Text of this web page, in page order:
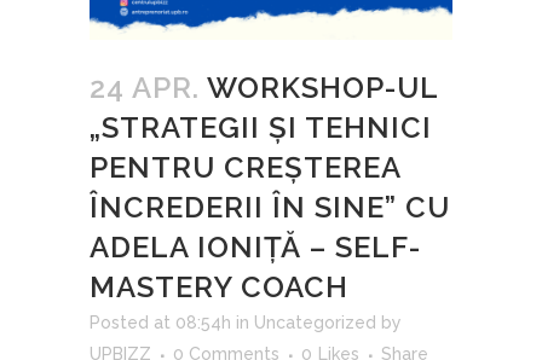
24 APR. WORKSHOP-UL
„STRATEGII ȘI TEHNICI
PENTRU CREȘTEREA
ÎNCREDERII ÎN SINE” CU
ADELA IONIȚĂ – SELF-
MASTERY COACH
Posted at 08:54h in Uncategorized by
UPBIZZ
0 Comments 0 Likes Share